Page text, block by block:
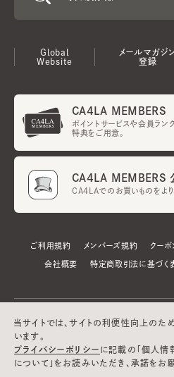
Global
Website
メールマガジ
登録
CA4LA MEMBERS
ポイントサービスや会員ラン
特典をご用意。
CA4LA MEMBERS
CA4LAでのお買いものをより
ご利用規約 メンバーズ規約 クー
会社概要 特定商取引法に基づく
当サイトでは、サイトの利便性向上のた
います。
プライバシーポリシー に記載の「個人情
について」をお読みいただき、承諾をお